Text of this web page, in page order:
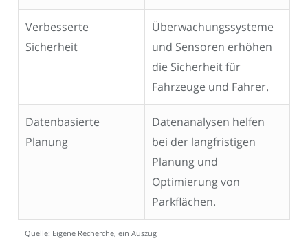
Verbesserte
Sicherheit
Überwachungssysteme
und Sensoren erhöhen
die Sicherheit für
Fahrzeuge und Fahrer.
Datenbasierte
Planung
Datenanalysen helfen
bei der langfristigen
Planung und
Optimierung von
Parkflächen.
Quelle: Eigene Recherche, ein Auszug